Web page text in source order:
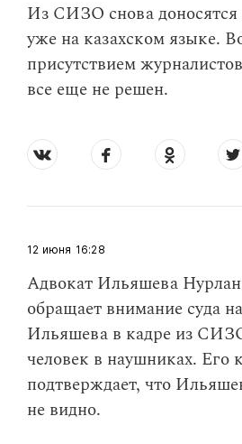
Из СИЗО снова доносятся
уже на казахском языке.
присутствием
все еще не решен.
16:28
12 июня
Адвокат Ильяшева
обращает внимание суда
Ильяшева в кадре из
человек в наушниках. Его
подтверждает, что
не видно.